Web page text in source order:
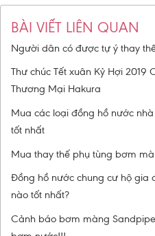
BÀI VIẾT LIÊN QUAN
Người dân có được tự ý thay
Thư chúc Tết xuân Kỷ Hợi 2019
Thương Mại Hakura
Mua các loại đồng hồ nước
tốt nhất
Mua thay thế phụ tùng bơm
Đồng hồ nước chung cư hộ gia
nào tốt nhất?
Cảnh báo bơm màng